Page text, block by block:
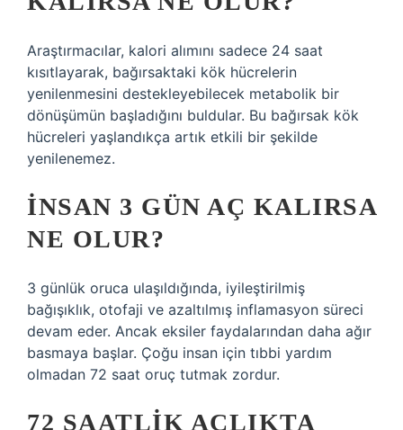
Araştırmacılar, kalori alımını sadece 24 saat
kısıtlayarak, bağırsaktaki kök hücrelerin
yenilenmesini destekleyebilecek metabolik bir
dönüşümün başladığını buldular. Bu bağırsak kök
hücreleri yaşlandıkça artık etkili bir şekilde
yenilenemez.
İNSAN 3 GÜN AÇ KALIRSA
NE OLUR?
3 günlük oruca ulaşıldığında, iyileştirilmiş
bağışıklık, otofaji ve azaltılmış inflamasyon süreci
devam eder. Ancak eksiler faydalarından daha ağır
basmaya başlar. Çoğu insan için tıbbi yardım
olmadan 72 saat oruç tutmak zordur.
72 SAATLIK AÇLIKTA